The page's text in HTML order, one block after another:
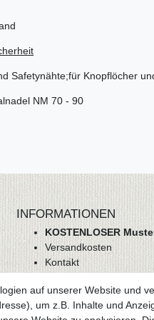
Safetynähte;für Knopflöcher
NM 70 - 90
INFORMATIONEN
KOSTENLOSER
Versandkosten
Kontakt
AGB
Datenschutz
auf unserer Website und
um z.B. Inhalte und